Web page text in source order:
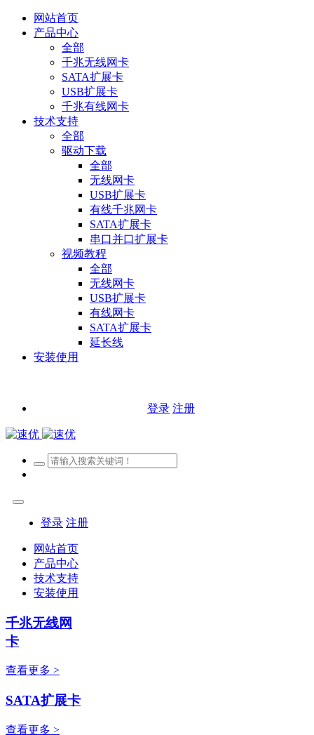
网站首页
产品中心
全部
千兆无线网卡
SATA扩展卡
USB扩展卡
千兆有线网卡
技术支持
全部
驱动下载
全部
无线网卡
USB扩展卡
有线千兆网卡
SATA扩展卡
串口并口扩展卡
视频教程
全部
无线网卡
USB扩展卡
有线网卡
SATA扩展卡
延长线
安装使用
登录 注册
登录 注册
网站首页
产品中心
技术支持
安装使用
千兆无线网
卡
查看更多 >
SATA扩展卡
查看更多 >